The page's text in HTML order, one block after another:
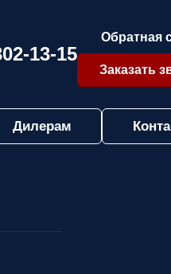
13-15
Обратная
Заказать
Дилерам